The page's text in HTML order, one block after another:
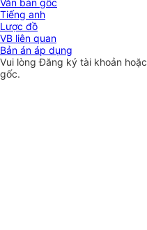
Văn bản gốc
Tiếng anh
Lược đồ
VB liên quan
Bản án áp dụng
Vui lòngĐăng ký tài khoản hoặc
gốc.